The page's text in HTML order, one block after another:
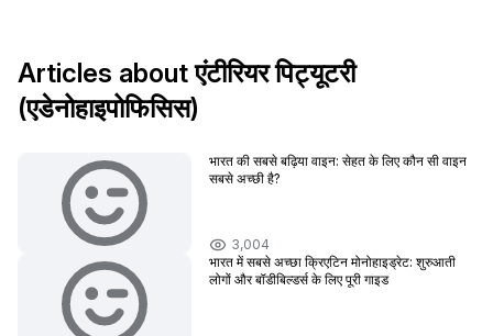
Articles about एंटीरियर पिट्यूटरी
(एडेनोहाइपोफिसिस)
भारत की सबसे बढ़िया वाइन: सेहत के लिए कौन सी वाइन
सबसे अच्छी है?
3,004
भारत में सबसे अच्छा क्रिएटिन मोनोहाइड्रेट: शुरुआती
लोगों और बॉडीबिल्डर्स के लिए पूरी गाइड